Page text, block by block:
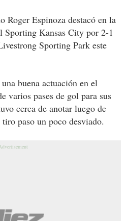
Roger Espinoza destacó en la
Sporting Kansas City por 2-1
Sporting Park este
buena actuación en el
varios pases de gol para sus
cerca de anotar luego de
paso un poco desviado.